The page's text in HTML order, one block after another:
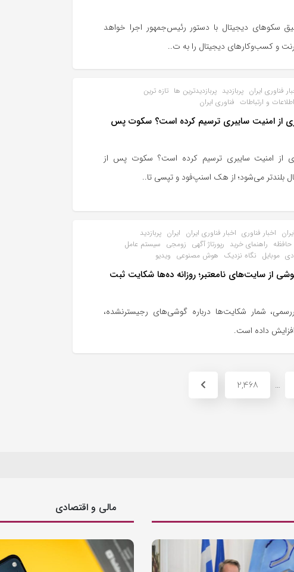
سکوهای دیجیتال با دستور رئیس‌جمهور اجرا خواهد
و کسب‌وکارهای دیجیتال را به ت..
فناوری ایران پربازدید پربازدیدترین ها تازه ترین
و ارتباطات فناوری ایران
امنیت سایبری ترسیم کرده است؟ سکوت پس
امنیت سایبری ترسیم کرده است؟ سکوت پس از
بلندتر می‌شود؛ از هک اسنپ‌فود و تپسی تا..
اخبار فناوری اخبار فناوری ایران ایران پربازدید
حافظه راهنمای خرید رپورتاژ آگهی زومجی سیستم عامل
موبایل نگاه نزدیک هوش مصنوعی ویدیو
از سایت‌های نامعتبر؛ روزانه ده‌ها شکایت ثبت
شمار شکایت‌ها درباره گوشی‌های رجیسترنشده،
داده است.
…
2,468
مالی و اقتصادی